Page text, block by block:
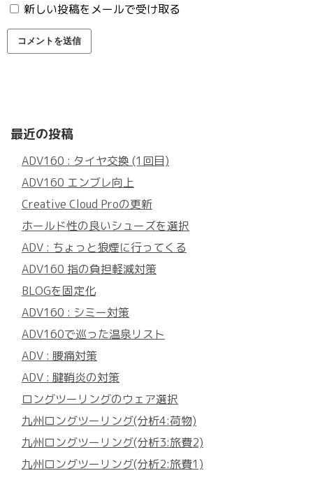
新しい投稿をメールで受け取る
最近の投稿
ADV160 : タイヤ交換 (1回目)
ADV160 エンブレ向上
Creative Cloud Proの更新
ホールド性の良いシューズを選択
ADV : ちょっと狼煙に行ってくる
ADV160 指の負担軽減対策
BLOGを固定化
ADV160 : シミー対策
ADV160で巡った温泉リスト
ADV : 腰痛対策
ADV : 腱鞘炎の対策
ロングツーリングのウェア選択
九州ロングツーリング(分析4:荷物)
九州ロングツーリング(分析3:旅費2)
九州ロングツーリング(分析2:旅費1)